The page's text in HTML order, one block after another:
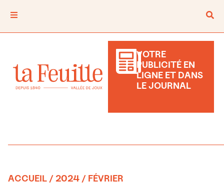
VOTRE
PUBLICITÉ EN
LIGNE ET DANS
LE JOURNAL
ACCUEIL / 2024 / FÉVRIER